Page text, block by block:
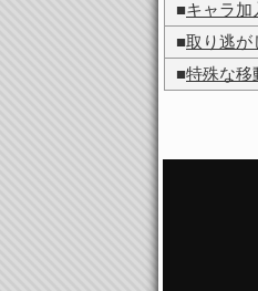
■キャラ加
■取り逃が
■特殊な移